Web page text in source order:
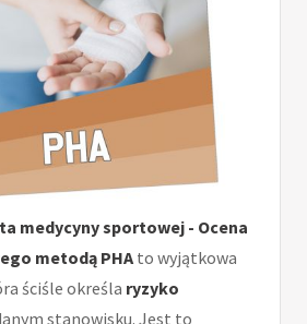
medycyny sportowej - Ocena
metodą PHA to wyjątkowa
ściśle określa ryzyko
stanowisku. Jest to